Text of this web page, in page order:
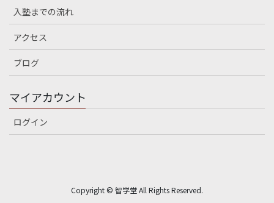
入塾までの流れ
アクセス
ブログ
マイアカウント
ログイン
Copyright © 智学堂 All Rights Reserved.